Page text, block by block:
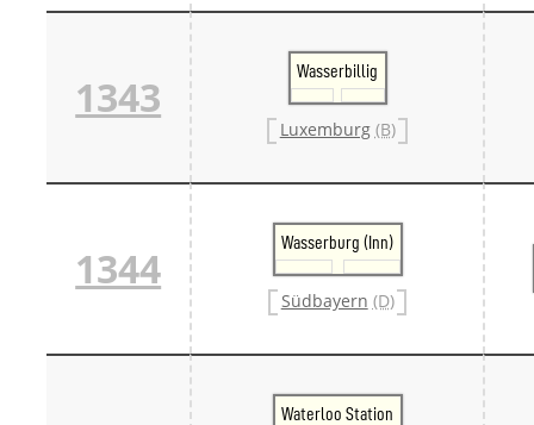
1343
Wasserbillig
Luxemburg (B)
1344
Wasserburg (Inn)
Südbayern (D)
Waterloo Station